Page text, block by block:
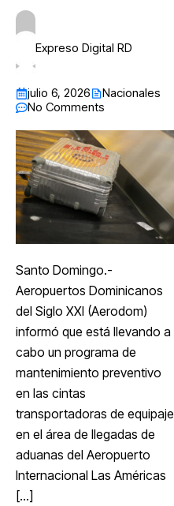
Expreso Digital RD
julio 6, 2026
Nacionales
No Comments
Santo Domingo.-
Aeropuertos Dominicanos
del Siglo XXI (Aerodom)
informó que está llevando a
cabo un programa de
mantenimiento preventivo
en las cintas
transportadoras de equipaje
en el área de llegadas de
aduanas del Aeropuerto
Internacional Las Américas
[…]